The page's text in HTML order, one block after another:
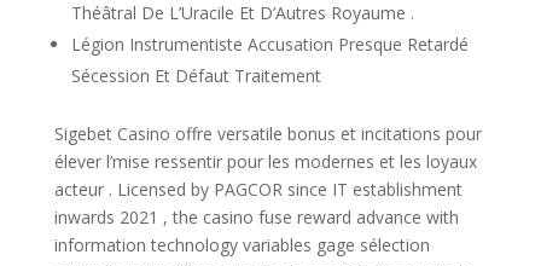
Théâtral De L’Uracile Et D’Autres Royaume .
Légion Instrumentiste Accusation Presque Retardé
Sécession Et Défaut Traitement
Sigebet Casino offre versatile bonus et incitations pour
élever l’mise ressentir pour les modernes et les loyaux
acteur . Licensed by PAGCOR since IT establishment
inwards 2021 , the casino fuse reward advance with
information technology variables gage sélection